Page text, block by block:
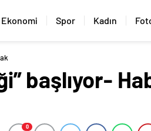
Ekonomi Spor Kadın
başlıyor-
0